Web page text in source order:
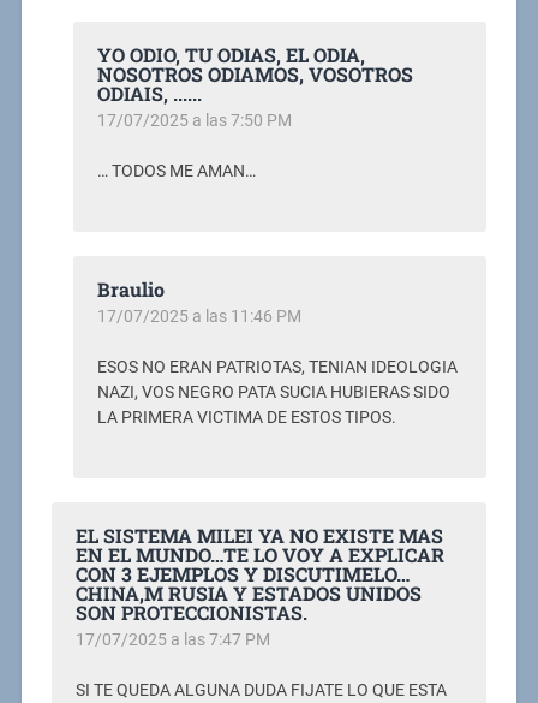
YO ODIO, TU ODIAS, EL ODIA,
NOSOTROS ODIAMOS, VOSOTROS
ODIAIS, ......
17/07/2025 a las 7:50 PM
… TODOS ME AMAN…
Braulio
17/07/2025 a las 11:46 PM
ESOS NO ERAN PATRIOTAS, TENIAN IDEOLOGIA
NAZI, VOS NEGRO PATA SUCIA HUBIERAS SIDO
LA PRIMERA VICTIMA DE ESTOS TIPOS.
EL SISTEMA MILEI YA NO EXISTE MAS
EN EL MUNDO…TE LO VOY A EXPLICAR
CON 3 EJEMPLOS Y DISCUTIMELO…
CHINA,M RUSIA Y ESTADOS UNIDOS
SON PROTECCIONISTAS.
17/07/2025 a las 7:47 PM
SI TE QUEDA ALGUNA DUDA FIJATE LO QUE ESTA